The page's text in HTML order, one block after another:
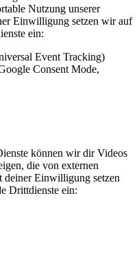
Nutzung unserer
Einwilligung setzen wir auf
ein:
Event Tracking)
Consent Mode,
können wir dir Videos
die von externen
deiner Einwilligung setzen
Drittdienste ein: